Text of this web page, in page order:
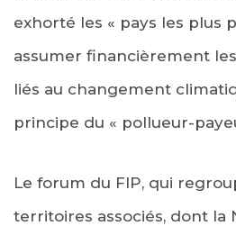
exhorté les « pays les plus
assumer financièrement
liés au changement
principe du « pollueur-
Le forum du FIP, qui
territoires associés, dont la